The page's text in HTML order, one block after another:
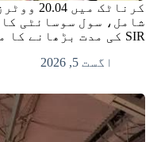
شامل، سول سوسائٹی
SIR کی مدت بڑھانے کا مطالبہ
اگست 5, 2026